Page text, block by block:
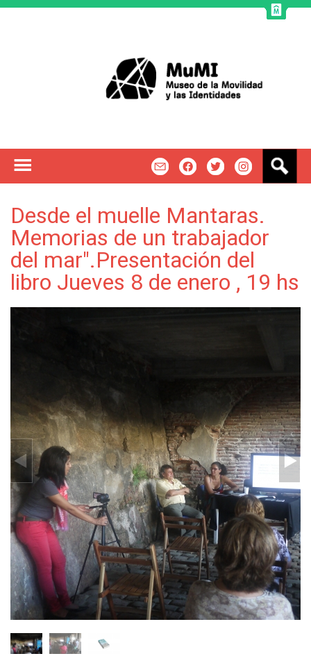
Desde el muelle Mantaras.
Memorias de un trabajador
del mar".Presentación del
libro Jueves 8 de enero , 19 hs
s
r